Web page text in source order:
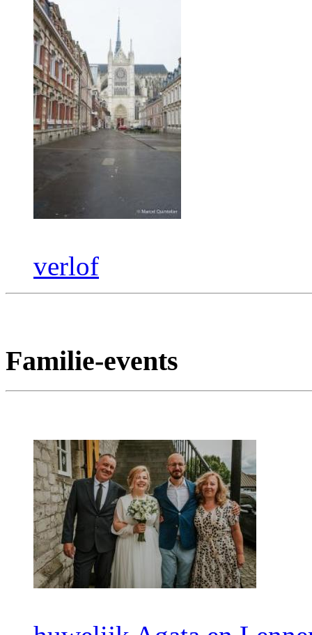
verlof
Familie-events